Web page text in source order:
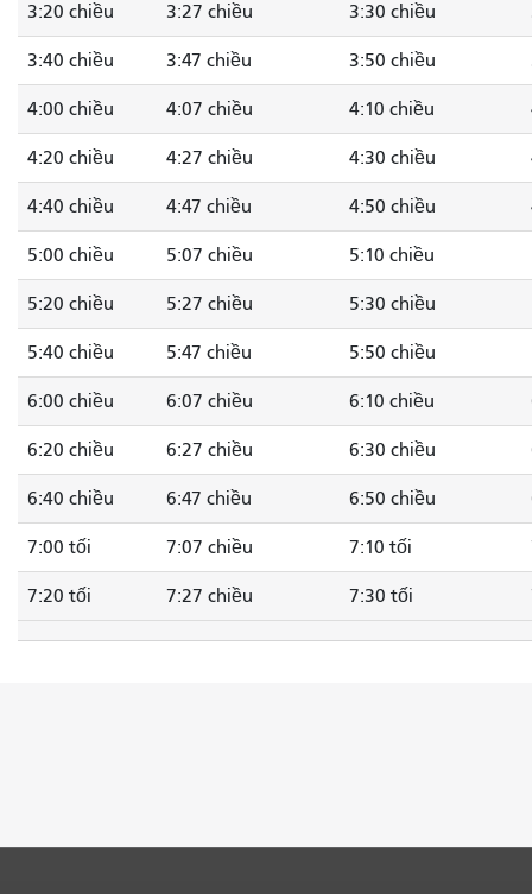
3:20 chiều 3:27 chiều 3:30 chiều
3:40 chiều 3:47 chiều 3:50 chiều
4:00 chiều 4:07 chiều 4:10 chiều
4:20 chiều 4:27 chiều 4:30 chiều
4:40 chiều 4:47 chiều 4:50 chiều
5:00 chiều 5:07 chiều 5:10 chiều
5:20 chiều 5:27 chiều 5:30 chiều
5:40 chiều 5:47 chiều 5:50 chiều
6:00 chiều 6:07 chiều 6:10 chiều
6:20 chiều 6:27 chiều 6:30 chiều
6:40 chiều 6:47 chiều 6:50 chiều
7:00 tối 7:07 chiều 7:10 tối
7:20 tối 7:27 chiều 7:30 tối